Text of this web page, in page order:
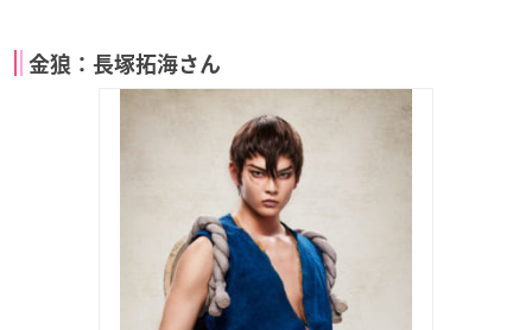
金狼：長塚拓海さん